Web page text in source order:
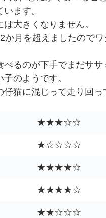
ます。
大きくなりません。
月を超えましたので
るのが下手でまだササ
のようです。
猫に混じって走り回っ
★★★☆☆
★☆☆☆☆
★★★★☆
★★★★☆
★★☆☆☆